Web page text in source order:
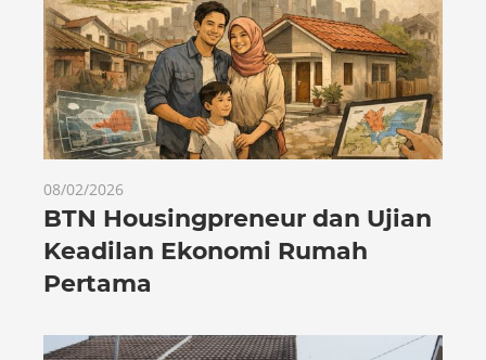
08/02/2026
BTN Housingpreneur dan Ujian
Keadilan Ekonomi Rumah
Pertama